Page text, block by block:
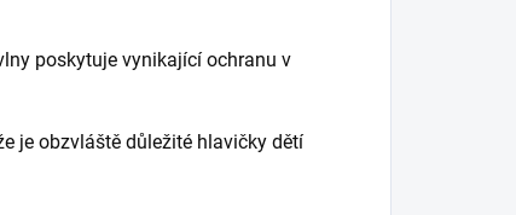
poskytuje vynikající ochranu v
je obzvláště důležité hlavičky dětí